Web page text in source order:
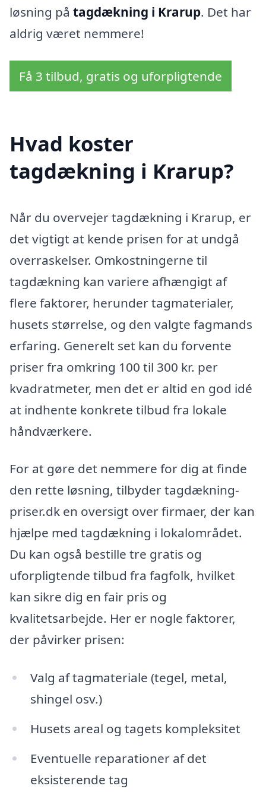
løsning på tagdækning i Krarup. Det har
aldrig været nemmere!
Få 3 tilbud, gratis og uforpligtende
Hvad koster
tagdækning i Krarup?
Når du overvejer tagdækning i Krarup, er
det vigtigt at kende prisen for at undgå
overraskelser. Omkostningerne til
tagdækning kan variere afhængigt af
flere faktorer, herunder tagmaterialer,
husets størrelse, og den valgte fagmands
erfaring. Generelt set kan du forvente
priser fra omkring 100 til 300 kr. per
kvadratmeter, men det er altid en god idé
at indhente konkrete tilbud fra lokale
håndværkere.
For at gøre det nemmere for dig at finde
den rette løsning, tilbyder tagdækning-
priser.dk en oversigt over firmaer, der kan
hjælpe med tagdækning i lokalområdet.
Du kan også bestille tre gratis og
uforpligtende tilbud fra fagfolk, hvilket
kan sikre dig en fair pris og
kvalitetsarbejde. Her er nogle faktorer,
der påvirker prisen:
Valg af tagmateriale (tegel, metal,
shingel osv.)
Husets areal og tagets kompleksitet
Eventuelle reparationer af det
eksisterende tag